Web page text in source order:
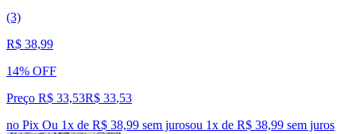
(3)
R$ 38,99
14% OFF
Preço R$ 33,53R$ 33,53
no Pix Ou 1x de R$ 38,99 sem jurosou 1x de R$ 38,99 sem juros